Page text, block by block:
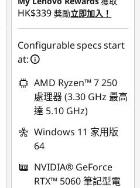
HK$339 獎勵立即加入！
Configurable specs start
at:
AMD Ryzen™ 7 250
處理器 (3.30 GHz 最高
達 5.10 GHz)
Windows 11 家用版
64
NVIDIA® GeForce
RTX™ 5060 筆記型電